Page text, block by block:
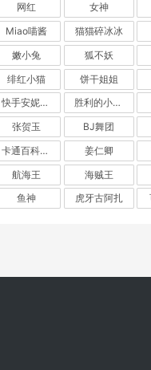
网红
女神
Miao喵酱
猫猫碎冰冰
嫩小兔
狐不妖
绯红小猫
饼干姐姐
快手安妮朵朵
胜利的小生活
张贺玉
BJ舞团
卡通百科老王
姜仁卿
航海王
海贼王
鱼神
虎牙古阿扎